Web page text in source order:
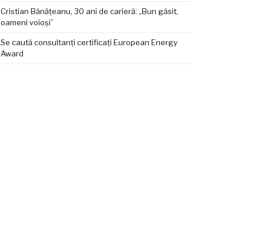
Cristian Bănățeanu, 30 ani de carieră: „Bun găsit,
oameni voioși”
Se caută consultanți certificați European Energy
Award